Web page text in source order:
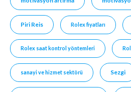
Piri Reis Rolex fiyatları
Rolex saat kontrol yöntemleri
sanayi ve hizmet sektörü Sezgi